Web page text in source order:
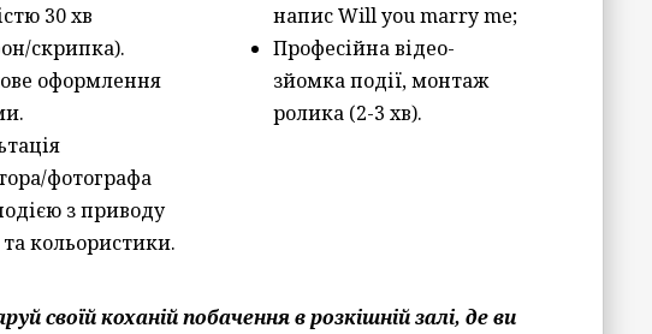
30 хв
скрипка).
оформлення
фотографа
з приводу
та кольористики.
напис Will you marry me;
Професійна відео-
зйомка події, монтаж
ролика (2-3 хв).
своїй коханій побачення в розкішній залі, де ви